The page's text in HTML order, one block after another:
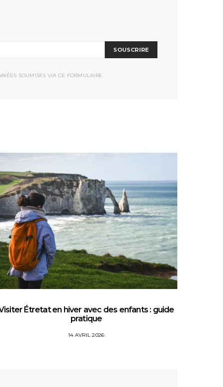
SOUSCRIRE
SOUMISES VIA CE FORMULAIRE.
Étretat en hiver avec des enfants : guide
pratique
14 AVRIL 2026